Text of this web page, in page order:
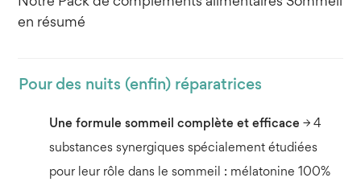
en résumé
Pour des nuits (enfin) réparatrices
Une formule sommeil complète et efficace → 4
substances synergiques spécialement étudiées
pour leur rôle dans le sommeil : mélatonine 100%